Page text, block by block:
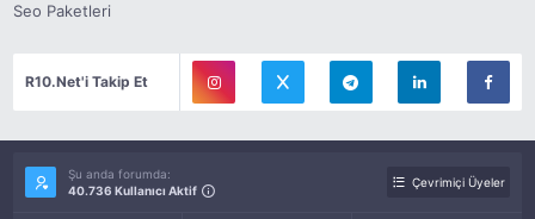
Seo Paketleri
R10.Net'i Takip Et
Şu anda forumda:
40.736 Kullanıcı Aktif
Çevrimiçi Üyeler